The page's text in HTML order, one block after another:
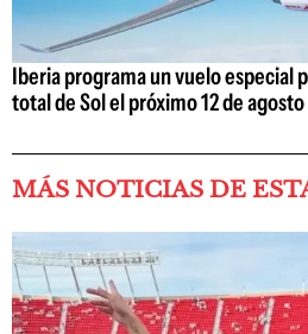
Iberia programa un vuelo especial
total de Sol el próximo 12 de agosto
MÁS NOTICIAS DE